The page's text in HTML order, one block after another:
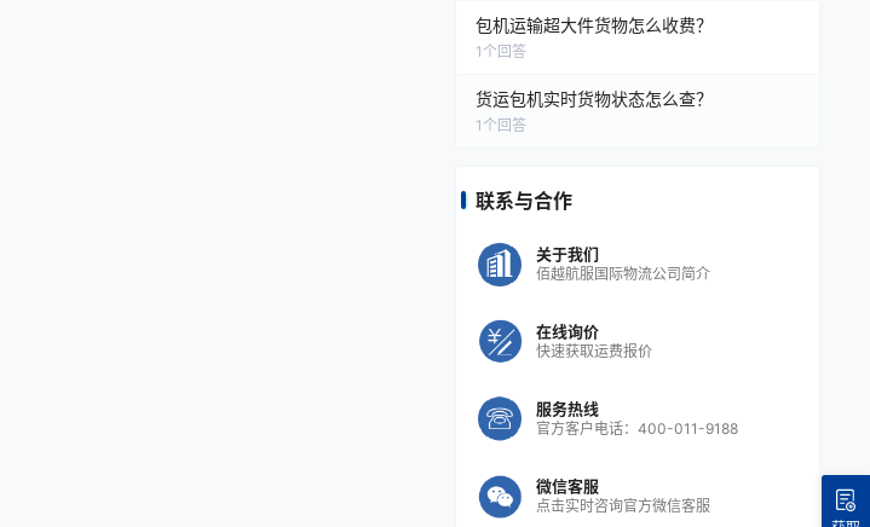
包机运输超大件货物怎么收费？
1 个回答
货运包机实时货物状态怎么查？
1 个回答
联系与合作
关于我们
佰越航服国际物流公司简介
在线询价
快速获取运费报价
服务热线
官方客户电话：400-011-9188
微信客服
点击实时咨询官方微信客服